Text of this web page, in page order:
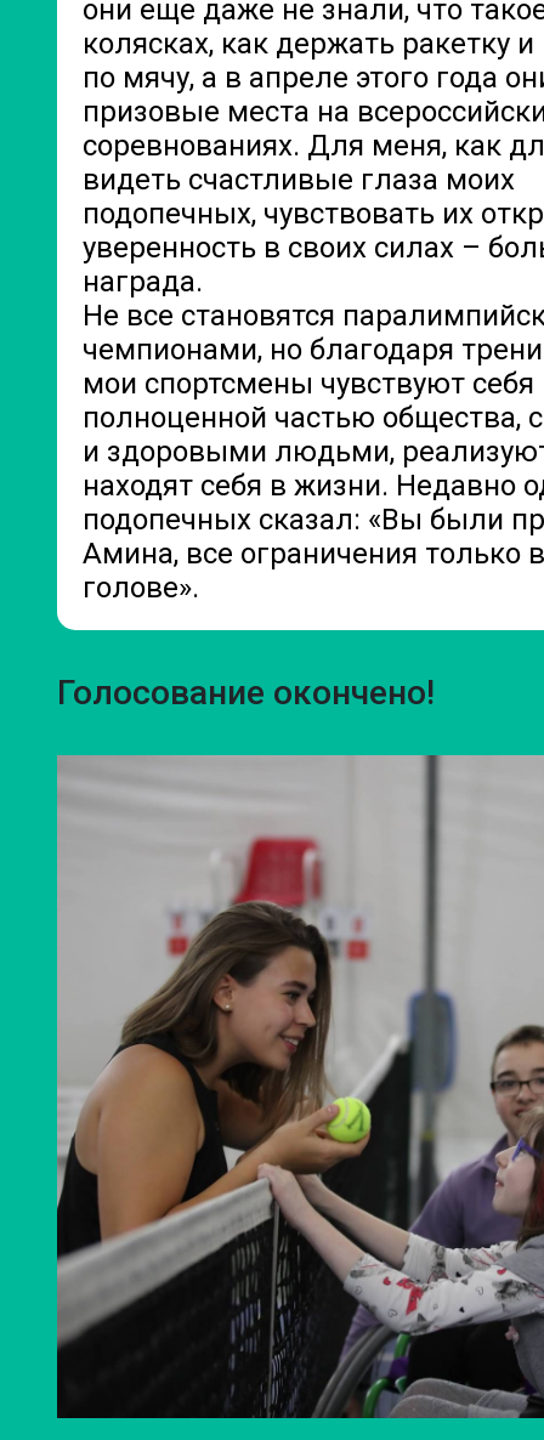
они еще даже не знали, что
колясках, как держать ракетку
по мячу, а в апреле этого года
призовые места на
соревнованиях. Для меня, как
видеть счастливые глаза моих
подопечных, чувствовать их
уверенность в своих силах –
награда.
Не все становятся
чемпионами, но благодаря
мои спортсмены чувствуют себя
полноценной частью общества,
и здоровыми людьми,
находят себя в жизни. Недавно
подопечных сказал: «Вы были
Амина, все ограничения только
голове».
Голосование окончено!